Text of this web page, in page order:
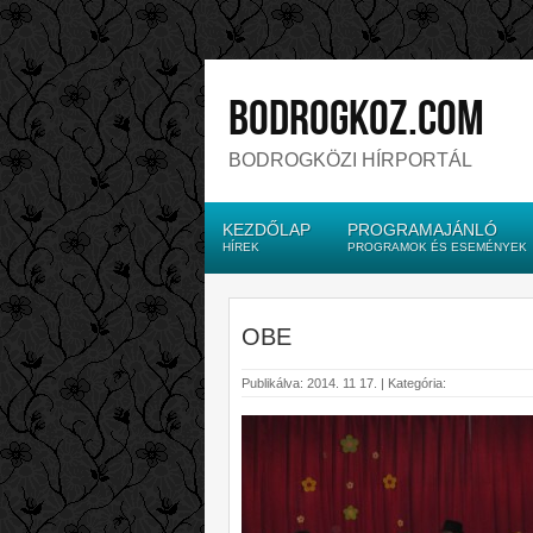
bodrogkoz.com
BODROGKÖZI HÍRPORTÁL
KEZDŐLAP
HÍREK
PROGRAMAJÁNLÓ
PROGRAMOK ÉS ESEMÉNYEK
OBE
Publikálva: 2014. 11 17. | Kategória: